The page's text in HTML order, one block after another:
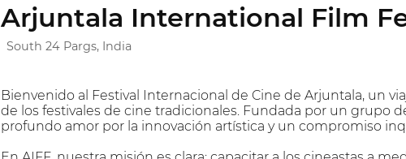
Arjuntala International Film
South 24 Pargs, India
Bienvenido al Festival Internacional de Cine de Arjuntala, un
de los festivales de cine tradicionales. Fundada por un grupo
profundo amor por la innovación artística y un compromiso